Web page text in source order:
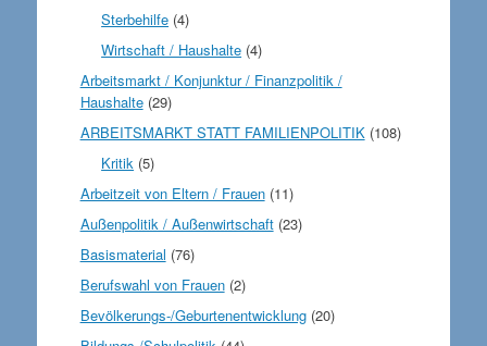
Sterbehilfe (4)
Wirtschaft / Haushalte (4)
Arbeitsmarkt / Konjunktur / Finanzpolitik /
Haushalte(29)
ARBEITSMARKT STATT FAMILIENPOLITIK(108)
Kritik (5)
Arbeitzeit von Eltern / Frauen(11)
Außenpolitik / Außenwirtschaft(23)
Basismaterial (76)
Berufswahl von Frauen(2)
Bevölkerungs-/Geburtenentwicklung(20)